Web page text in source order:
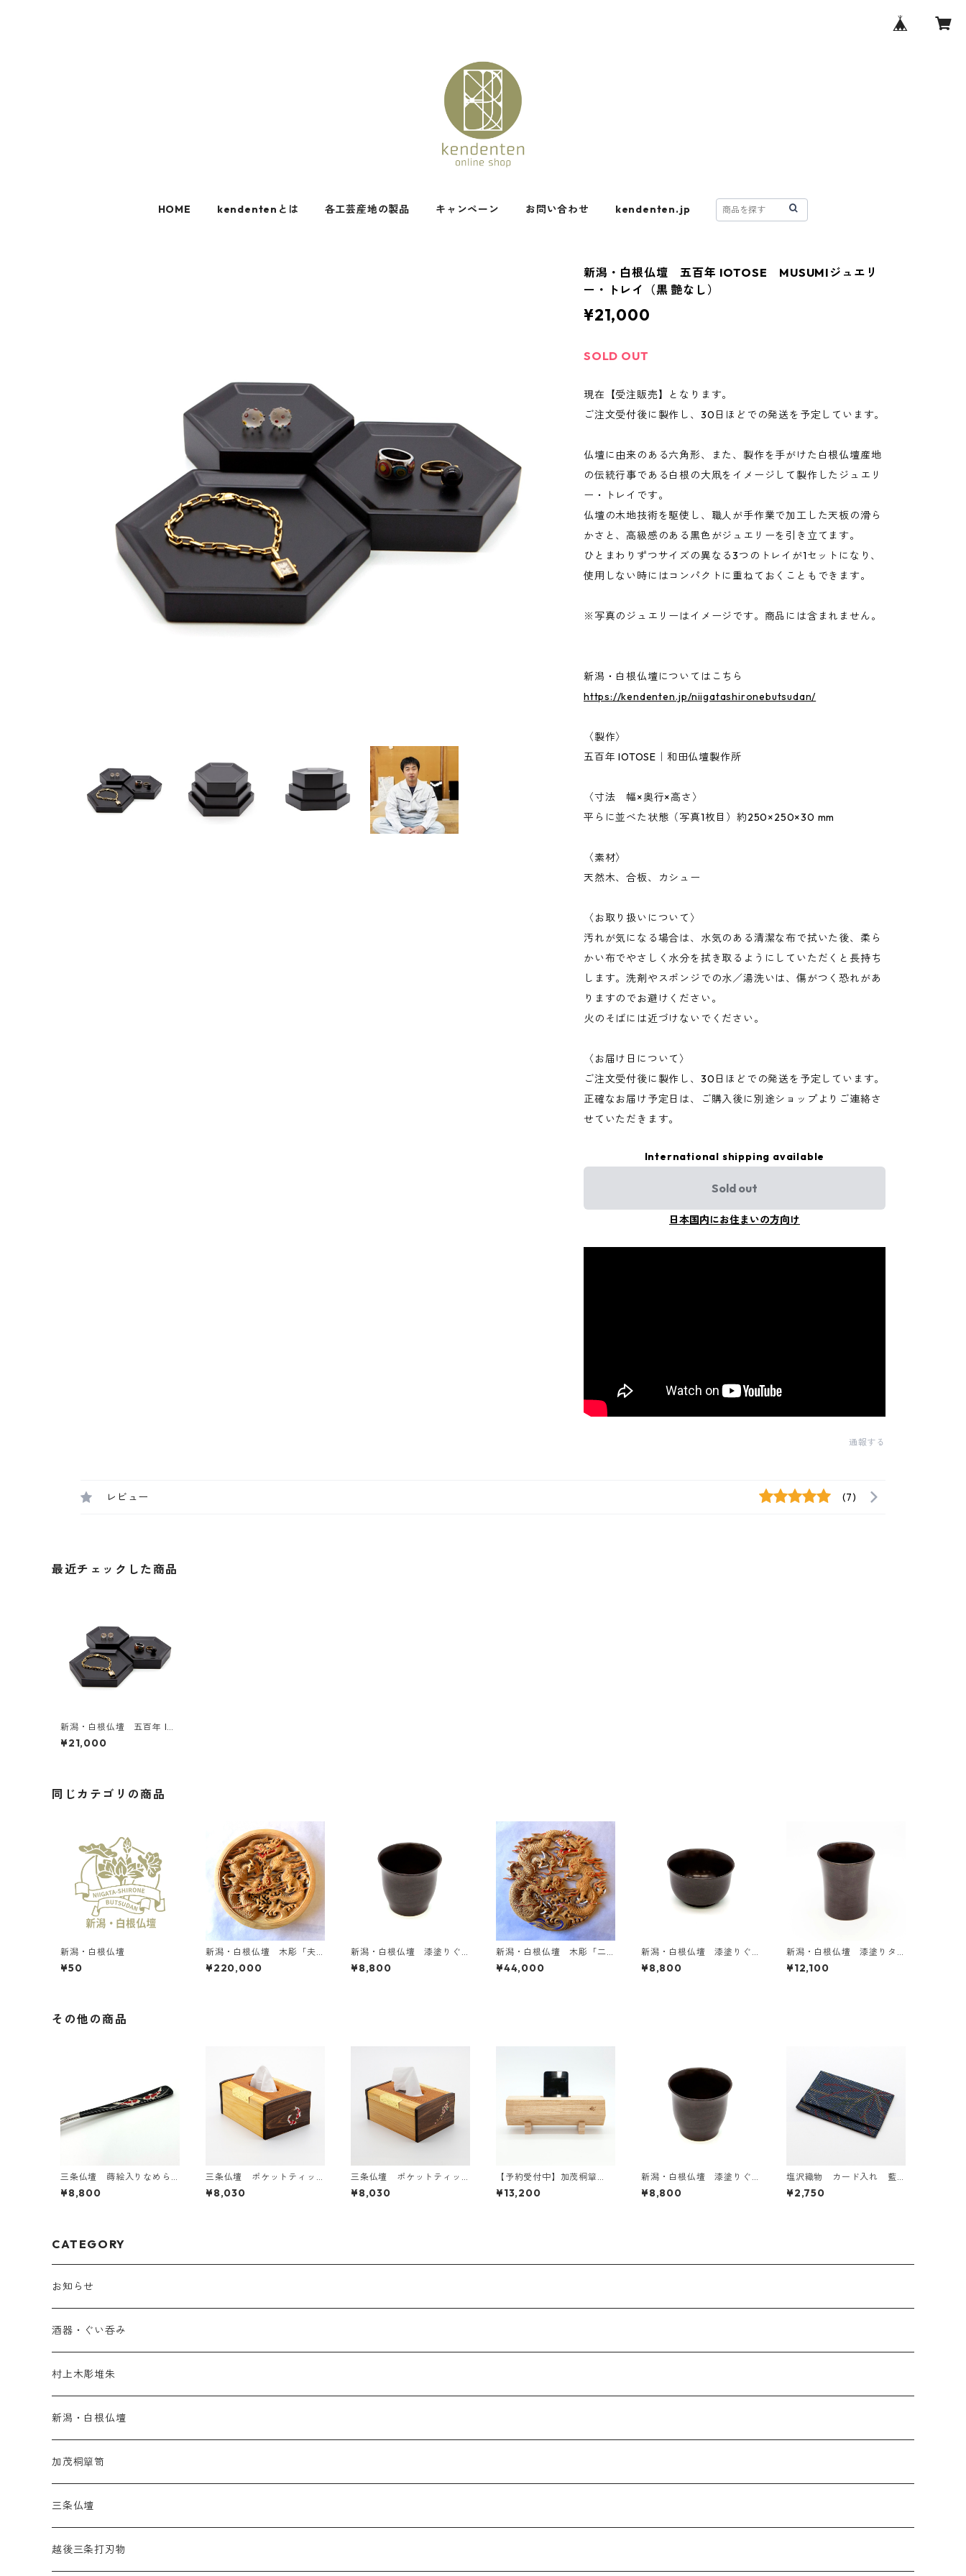
HOME kendentenとは 各工芸産地の製品 キャンペーン お問い合わせ kendenten.jp
新潟・白根仏壇 五百年 IOTOSE MUSUMIジュエリ
ー・トレイ（黒 艶なし）
¥21,000
SOLD OUT
現在【受注販売】となります。
ご注文受付後に製作し、30日ほどでの発送を予定しています。
仏壇に由来のある六角形、また、製作を手がけた白根仏壇産地
の伝統行事である白根の大凧をイメージして製作したジュエリ
ー・トレイです。
仏壇の木地技術を駆使し、職人が手作業で加工した天板の滑ら
かさと、高級感のある黒色がジュエリーを引き立てます。
ひとまわりずつサイズの異なる3つのトレイが1セットになり、
使用しない時にはコンパクトに重ねておくこともできます。
※写真のジュエリーはイメージです。商品には含まれません。
新潟・白根仏壇についてはこちら
https://kendenten.jp/niigatashironebutsudan/
〈製作〉
五百年 IOTOSE｜和田仏壇製作所
〈寸法 幅×奥行×高さ〉
平らに並べた状態（写真1枚目）約250×250×30 mm
〈素材〉
天然木、合板、カシュー
〈お取り扱いについて〉
汚れが気になる場合は、水気のある清潔な布で拭いた後、柔ら
かい布でやさしく水分を拭き取るようにしていただくと長持ち
します。洗剤やスポンジでの水／湯洗いは、傷がつく恐れがあ
りますのでお避けください。
火のそばには近づけないでください。
〈お届け日について〉
ご注文受付後に製作し、30日ほどでの発送を予定しています。
正確なお届け予定日は、ご購入後に別途ショップよりご連絡さ
せていただきます。
International shipping available
Sold out
日本国内にお住まいの方向け
通報する
レビュー (7)
最近チェックした商品
新潟・白根仏壇 五百年 IOT
OSE MUSUMIジュエリー・
トレイ（黒 艶なし）
¥21,000
同じカテゴリの商品
新潟・白根仏壇
¥50
新潟・白根仏壇 木彫「夫
婦龍」｜受注生産
¥220,000
新潟・白根仏壇 漆塗りぐ
いのみ A
¥8,800
新潟・白根仏壇 木彫「二
匹龍」
¥44,000
新潟・白根仏壇 漆塗りぐ
いのみ B
¥8,800
新潟・白根仏壇 漆塗りタ
ンブラー小
¥12,100
その他の商品
三条仏壇 蒔絵入りなめら
かカレースプーン1本（黒塗
り）2匹の錦鯉
¥8,800
三条仏壇 ポケットティッ
シュケース（錦鯉）
¥8,030
三条仏壇 ポケットティッ
シュケース（しだれ桜）
¥8,030
【予約受付中】加茂桐簞
笥 桐エコスピーカー 組
子付（木地）
¥13,200
新潟・白根仏壇 漆塗りぐ
いのみ A
¥8,800
塩沢織物 カード入れ 藍
に赤や黄
¥2,750
CATEGORY
お知らせ
酒器・ぐい呑み
村上木彫堆朱
新潟・白根仏壇
加茂桐簞笥
三条仏壇
越後三条打刃物